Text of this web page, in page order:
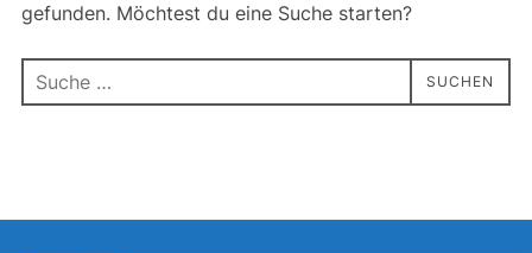
gefunden. Möchtest du eine Suche starten?
Suchen
nach:
SUCHEN